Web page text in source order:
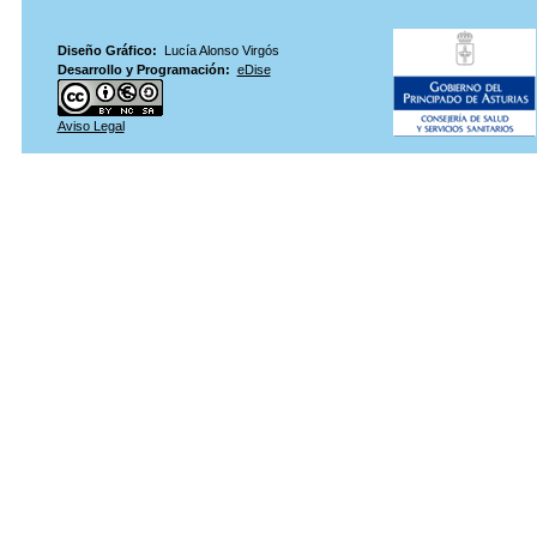
Diseño Gráfico: Lucía Alonso Virgós
Desarrollo y Programación: eDise
Aviso Legal